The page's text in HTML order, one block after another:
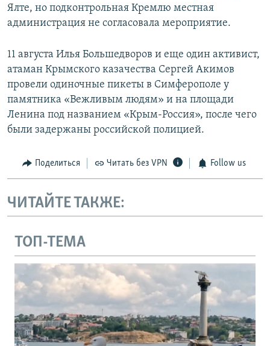
Ялте, но подконтрольная Кремлю местная
администрация не согласовала мероприятие.
11 августа Илья Большедворов и еще один активист,
атаман Крымского казачества Сергей Акимов
провели одиночные пикеты в Симферополе у
памятника «Вежливым людям» и на площади
Ленина под названием «Крым-Россия», после чего
были задержаны российской полицией.
Поделиться Читать без VPN Follow us
ЧИТАЙТЕ ТАКЖЕ:
ТОП-ТЕМА